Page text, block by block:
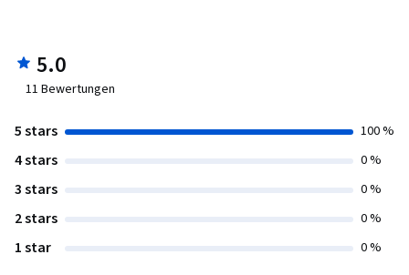
5.0
11 Bewertungen
5 stars 100 %
4 stars 0 %
3 stars 0 %
2 stars 0 %
1 star 0 %